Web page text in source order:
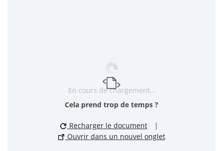
En cours de chargement…
Cela prend trop de temps ?
Recharger le document
|
Ouvrir dans un nouvel onglet